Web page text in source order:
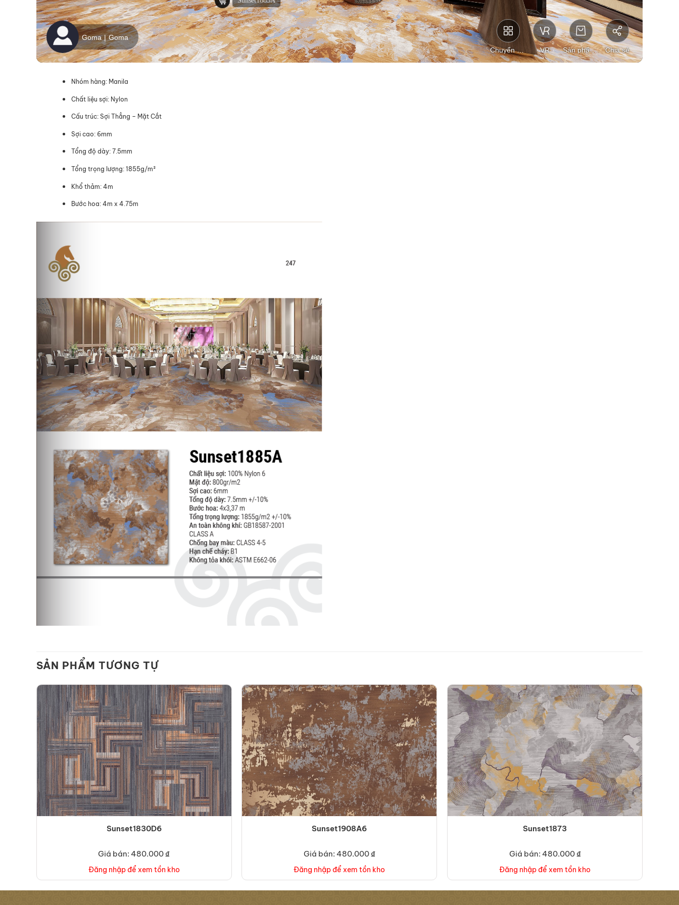
Nhóm hàng: Manila
Chất liệu sợi: Nylon
Cấu trúc: Sợi Thẳng – Mặt Cắt
Sợi cao: 6mm
Tổng độ dày: 7.5mm
Tổng trọng lượng: 1855g/m²
Khổ thảm: 4m
Bước hoa: 4m x 4.75m
SẢN PHẨM TƯƠNG TỰ
Sunset1830D6
Giá bán: 480.000 ₫
Đăng nhập để xem tồn kho
Sunset1908A6
Giá bán: 480.000 ₫
Đăng nhập để xem tồn kho
Sunset1873
Giá bán: 480.000 ₫
Đăng nhập để xem tồn kho